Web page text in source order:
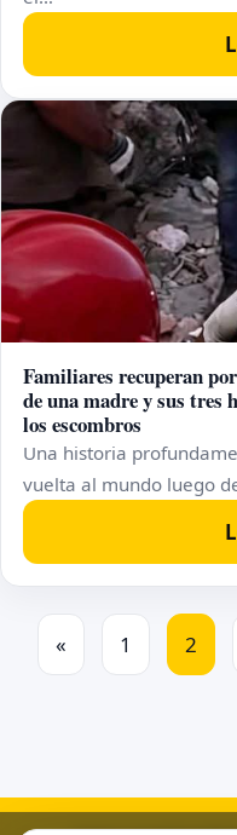
Familiares recuperan
de una madre y sus tres
los escombros
Una historia
vuelta al mundo luego
Posts pagination
« 1 2